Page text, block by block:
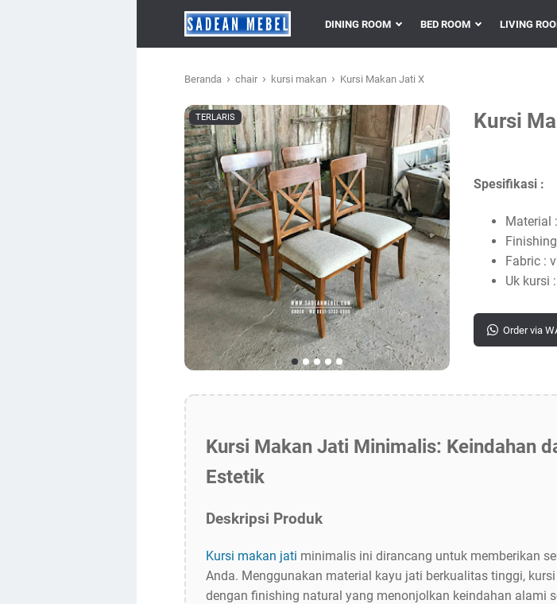
DINING ROOM BED ROOM LIVING
Beranda › chair › kursi makan › Kursi Makan Jati X
Kursi
TERLARIS
Spesifikasi :
Material
Fabric :
Uk kursi
Order via
Kursi Makan Jati Minimalis: Keindahan
Estetik
Deskripsi Produk
Kursi makan jati minimalis ini dirancang untuk memberikan
Anda. Menggunakan material kayu jati berkualitas tinggi,
dengan finishing natural yang menonjolkan keindahan alami